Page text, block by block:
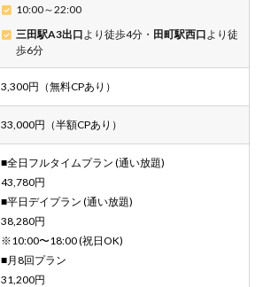
10:00～22:00
三田駅A3出口 より徒歩4分・ 田町駅西口 より徒
歩6分
3,300円（無料CPあり）
33,000円（半額CPあり）
■全日フルタイムプラン (通い放題)
43,780円
■平日デイプラン (通い放題)
38,280円
※10:00〜18:00 (祝日OK)
■月8回プラン
31,200円